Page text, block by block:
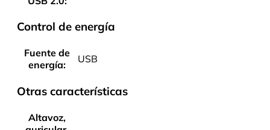
Control de energía
Fuente de
energía:
USB
Otras características
Altavoz,